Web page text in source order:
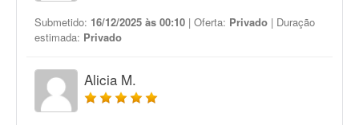
Submetido: 16/12/2025 às 00:10 | Oferta: Privado | Duração
estimada: Privado
Alicia M.